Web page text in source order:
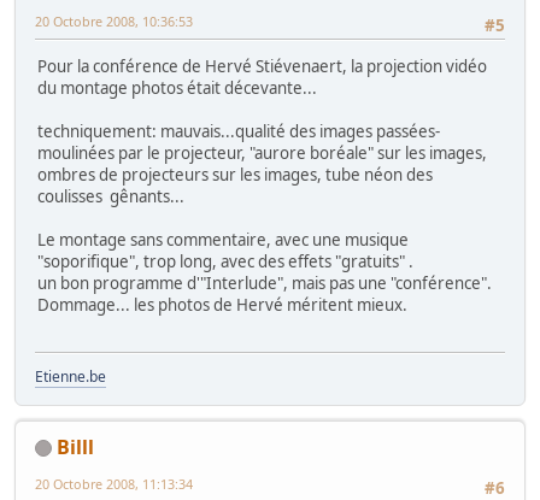
#5
20 Octobre 2008, 10:36:53
Pour la conférence de Hervé Stiévenaert, la projection vidéo
du montage photos était décevante...
techniquement: mauvais...qualité des images passées-
moulinées par le projecteur, "aurore boréale" sur les images,
ombres de projecteurs sur les images, tube néon des
coulisses gênants...
Le montage sans commentaire, avec une musique
"soporifique", trop long, avec des effets "gratuits" .
un bon programme d'"Interlude", mais pas une "conférence".
Dommage... les photos de Hervé méritent mieux.
Etienne.be
Billl
#6
20 Octobre 2008, 11:13:34